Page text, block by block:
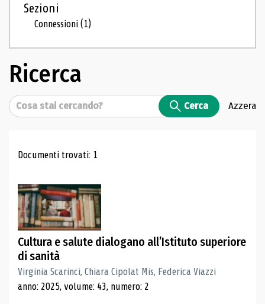
Sezioni
Connessioni(1)
Ricerca
Cerca Cerca Azzera
Risultati di ricerca
Documenti trovati: 1
Cultura e salute dialogano all’Istituto superiore
di sanità
Virginia Scarinci, Chiara Cipolat Mis, Federica Viazzi
anno: 2025, volume: 43, numero: 2